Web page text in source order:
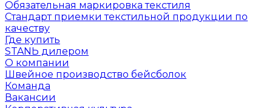
Обязательная маркировка текстиля
Стандарт приемки текстильной продукции по
качеству
Где купить
STANЬ дилером
О компании
Швейное производство бейсболок
Команда
Вакансии